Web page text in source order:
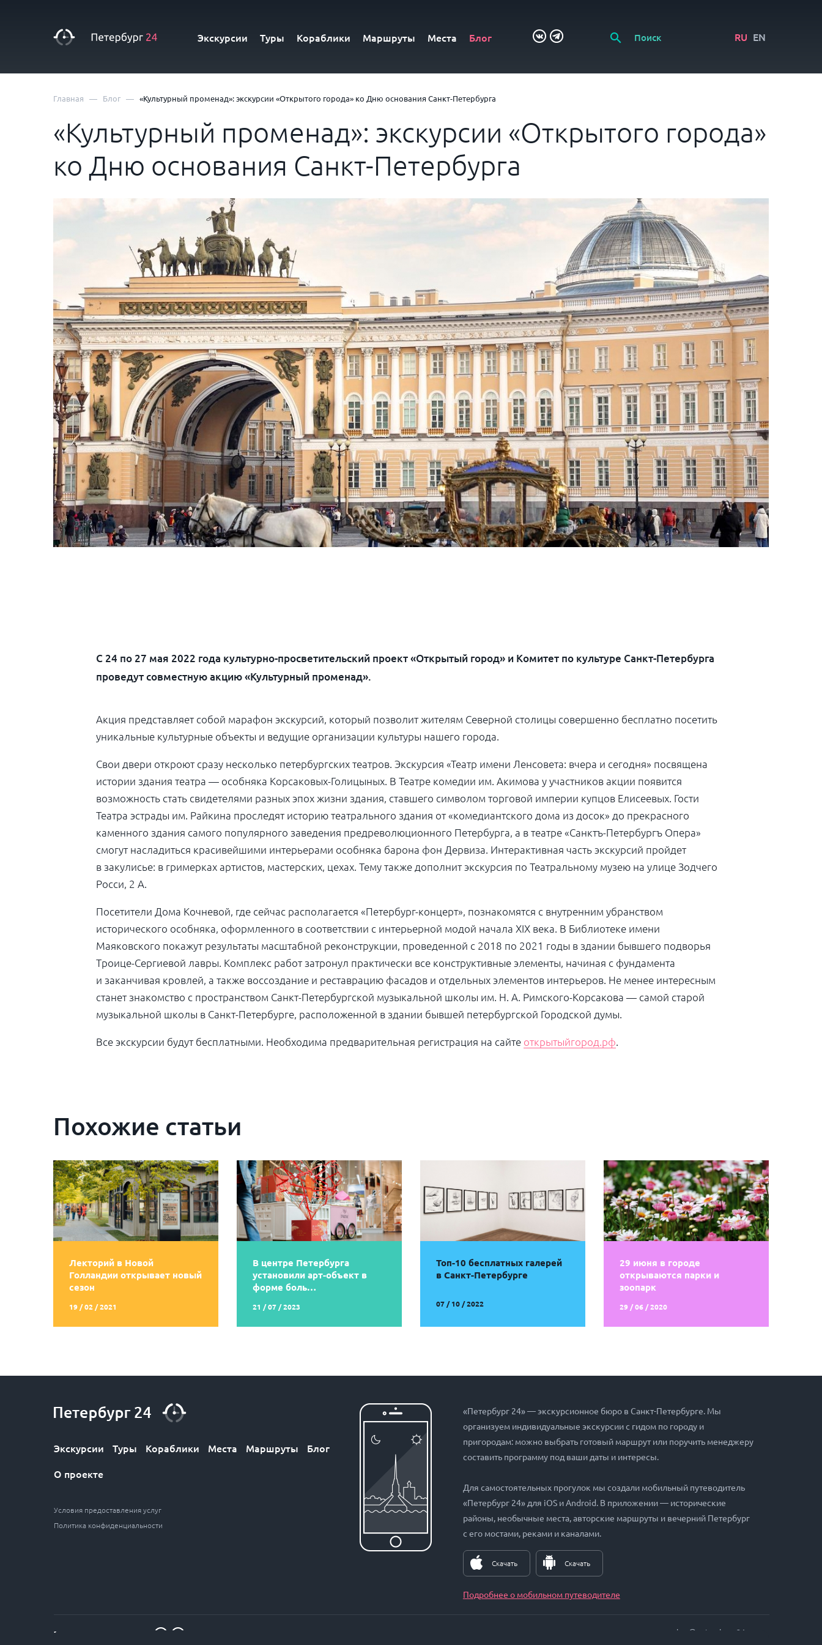
Экскурсии Туры Кораблики Маршруты Места Блог RU EN
Главная — Блог — «Культурный променад»: экскурсии «Открытого города» ко Дню основания Санкт-Петербурга
«Культурный променад»: экскурсии «Открытого города»
ко Дню основания Санкт-Петербурга
С 24 по 27 мая 2022 года культурно-просветительский проект «Открытый город» и Комитет по культуре Санкт-Петербурга
проведут совместную акцию «Культурный променад».
Акция представляет собой марафон экскурсий, который позволит жителям Северной столицы совершенно бесплатно посетить
уникальные культурные объекты и ведущие организации культуры нашего города.
Свои двери откроют сразу несколько петербургских театров. Экскурсия «Театр имени Ленсовета: вчера и сегодня» посвящена
истории здания театра — особняка Корсаковых-Голицыных. В Театре комедии им. Акимова у участников акции появится
возможность стать свидетелями разных эпох жизни здания, ставшего символом торговой империи купцов Елисеевых. Гости
Театра эстрады им. Райкина проследят историю театрального здания от «комедиантского дома из досок» до прекрасного
каменного здания самого популярного заведения предреволюционного Петербурга, а в театре «Санктъ-Петербургъ Опера»
смогут насладиться красивейшими интерьерами особняка барона фон Дервиза. Интерактивная часть экскурсий пройдет
в закулисье: в гримерках артистов, мастерских, цехах. Тему также дополнит экскурсия по Театральному музею на улице Зодчего
Росси, 2 А.
Посетители Дома Кочневой, где сейчас располагается «Петербург-концерт», познакомятся с внутренним убранством
исторического особняка, оформленного в соответствии с интерьерной модой начала XIX века. В Библиотеке имени
Маяковского покажут результаты масштабной реконструкции, проведенной с 2018 по 2021 годы в здании бывшего подворья
Троице-Сергиевой лавры. Комплекс работ затронул практически все конструктивные элементы, начиная с фундамента
и заканчивая кровлей, а также воссоздание и реставрацию фасадов и отдельных элементов интерьеров. Не менее интересным
станет знакомство с пространством Санкт-Петербургской музыкальной школы им. Н. А. Римского-Корсакова — самой старой
музыкальной школы в Санкт-Петербурге, расположенной в здании бывшей петербургской Городской думы.
Все экскурсии будут бесплатными. Необходима предварительная регистрация на сайте открытыйгород.рф.
Похожие статьи
Лекторий в Новой
Голландии открывает новый
сезон
19 / 02 / 2021
В центре Петербурга
установили арт-объект в
форме боль…
21 / 07 / 2023
Топ-10 бесплатных галерей
в Санкт-Петербурге
07 / 10 / 2022
29 июня в городе
открываются парки и
зоопарк
29 / 06 / 2020
Экскурсии Туры Кораблики Места Маршруты
Блог
О проекте
Условия предоставления услуг
Политика конфиденциальности
«Петербург 24» — экскурсионное бюро в Санкт-Петербурге. Мы
организуем индивидуальные экскурсии с гидом по городу и
пригородам: можно выбрать готовый маршрут или поручить менеджеру
составить программу под ваши даты и интересы.
Для самостоятельных прогулок мы создали мобильный путеводитель
«Петербург 24» для iOS и Android. В приложении — исторические
районы, необычные места, авторские маршруты и вечерний Петербург
с его мостами, реками и каналами.
Скачать Скачать
Подробнее о мобильном путеводителе
7 (812) 611-30-12 zakaz@petersburg24.ru